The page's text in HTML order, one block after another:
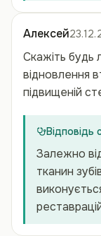
Алексей
Скажіть будь
відновлення
підвищеній
Відповідь
Залежно
тканин